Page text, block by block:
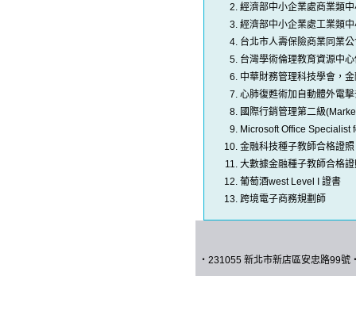
經濟部中小企業處商業類
經濟部中小企業處工業類
台北市人壽保險商業同業
台灣學術倫理教育資源中
中華財務管理科技學會，
心肺復甦術加自動體外電
國際行銷管理第二級
Microsoft Office Specialist
金融科技種子教師合格證照
大數據金融種子教師合格
葡萄酒west Level I 證書
跨境電子商務規劃師
‧ 231055 新北市新店區安忠路99號